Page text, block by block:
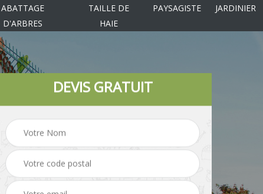
ABATTAGE
D'ARBRES
TAILLE DE
HAIE
PAYSAGISTE JARDINIER
Tonte et réfection de
pelouse Pose de clôture
DEVIS GRATUIT